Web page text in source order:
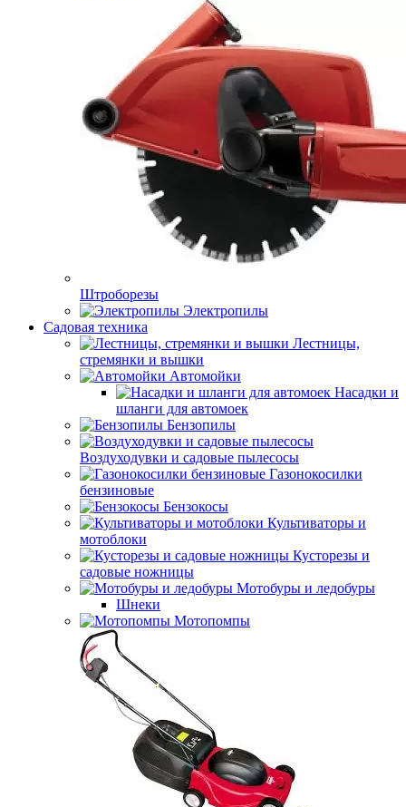
Штроборезы
Электропилы
Садовая техника
Лестницы,
стремянки и вышки
Автомойки
Насадки и
шланги для автомоек
Бензопилы
Воздуходувки и садовые пылесосы
Газонокосилки
бензиновые
Бензокосы
Культиваторы и
мотоблоки
Кусторезы и
садовые ножницы
Мотобуры и ледобуры
Шнеки
Мотопомпы